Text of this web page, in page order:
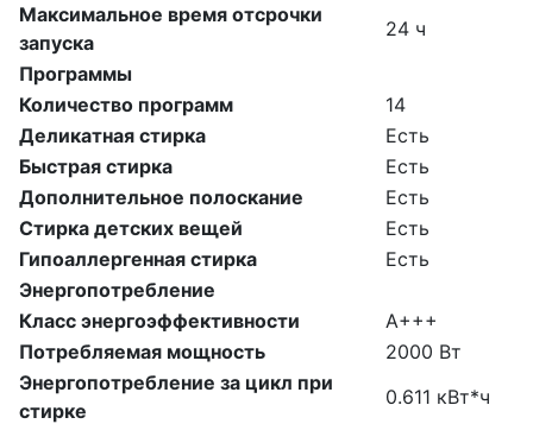
Максимальное время отсрочки
запуска
24 ч
Программы
Количество программ
14
Деликатная стирка
Есть
Быстрая стирка
Есть
Дополнительное полоскание
Есть
Стирка детских вещей
Есть
Гипоаллергенная стирка
Есть
Энергопотребление
Класс энергоэффективности
A+++
Потребляемая мощность
2000 Вт
Энергопотребление за цикл при
стирке
0.611 кВт*ч